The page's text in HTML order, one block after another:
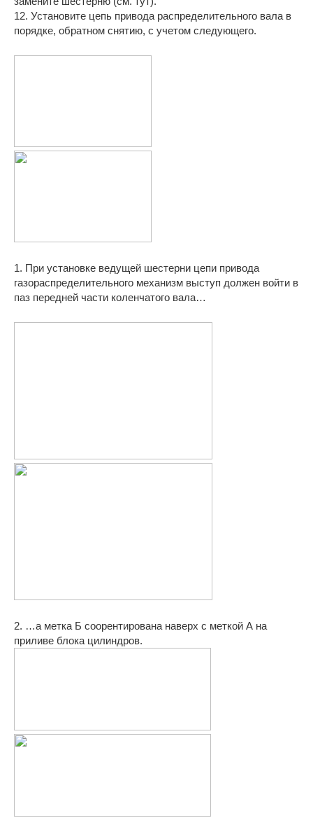
12. Установите цепь привода распределительного вала в
порядке, обратном снятию, с учетом следующего.
1. При установке ведущей шестерни цепи привода
газораспределительного механизм выступ должен войти в
паз передней части коленчатого вала…
2. …а метка Б соорентирована наверх с меткой А на
приливе блока цилиндров.